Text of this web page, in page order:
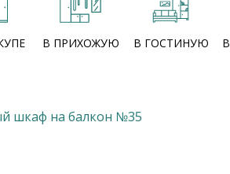
В ПРИХОЖУЮ В ГОСТИНУЮ
шкаф на балкон №35